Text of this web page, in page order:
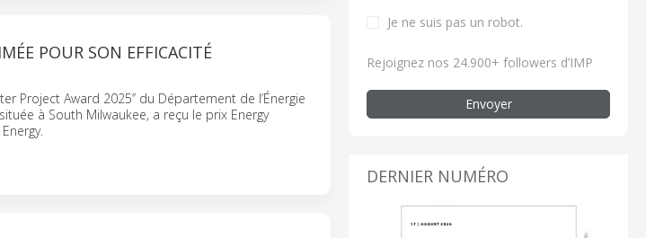
POUR SON EFFICACITÉ
Project Award 2025’’ du Département de l’Énergie
à South Milwaukee, a reçu le prix Energy
Je ne suis pas un robot.
Rejoignez nos 24.900+ followers d’IMP
Envoyer
DERNIER NUMÉRO